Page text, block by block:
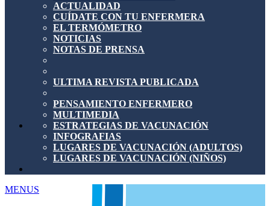
ACTUALIDAD
CUÍDATE CON TU ENFERMERA
EL TERMÓMETRO
NOTICIAS
NOTAS DE PRENSA
ULTIMA REVISTA PUBLICADA
PENSAMIENTO ENFERMERO
MULTIMEDIA
ESTRATEGIAS DE VACUNACIÓN
INFOGRAFIAS
LUGARES DE VACUNACIÓN (ADULTOS)
LUGARES DE VACUNACIÓN (NIÑOS)
MENUS